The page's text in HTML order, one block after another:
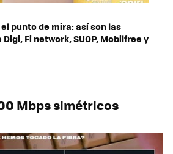
punto de mira: así son las
Fi network, SUOP, Mobilfree y
Mbps simétricos